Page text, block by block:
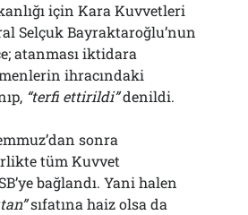
için Kara Kuvvetleri
Selçuk Bayraktaroğlu’nun
atanması iktidara
ihracındaki
“terfi ettirildi”denildi.
sonra
tüm Kuvvet
bağlandı. Yani halen
sıfatına haiz olsa da